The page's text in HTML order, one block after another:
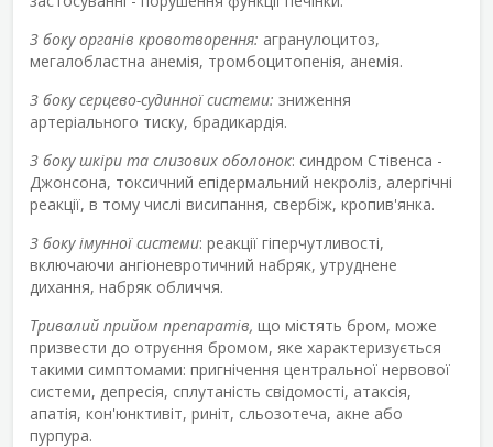
З боку органів кровотворення: агранулоцитоз,
мегалобластна анемія, тромбоцитопенія, анемія.
З боку серцево-судинної системи: зниження
артеріального тиску, брадикардія.
З боку шкіри та слизових оболонок: синдром Стівенса -
Джонсона, токсичний епідермальний некроліз, алергічні
реакції, в тому числі висипання, свербіж, кропив'янка.
З боку імунної системи: реакції гіперчутливості,
включаючи ангіоневротичний набряк, утруднене
дихання, набряк обличчя.
Тривалий прийом препаратів, що містять бром, може
призвести до отруєння бромом, яке характеризується
такими симптомами: пригнічення центральної нервової
системи, депресія, сплутаність свідомості, атаксія,
апатія, кон'юнктивіт, риніт, сльозотеча, акне або
пурпура.